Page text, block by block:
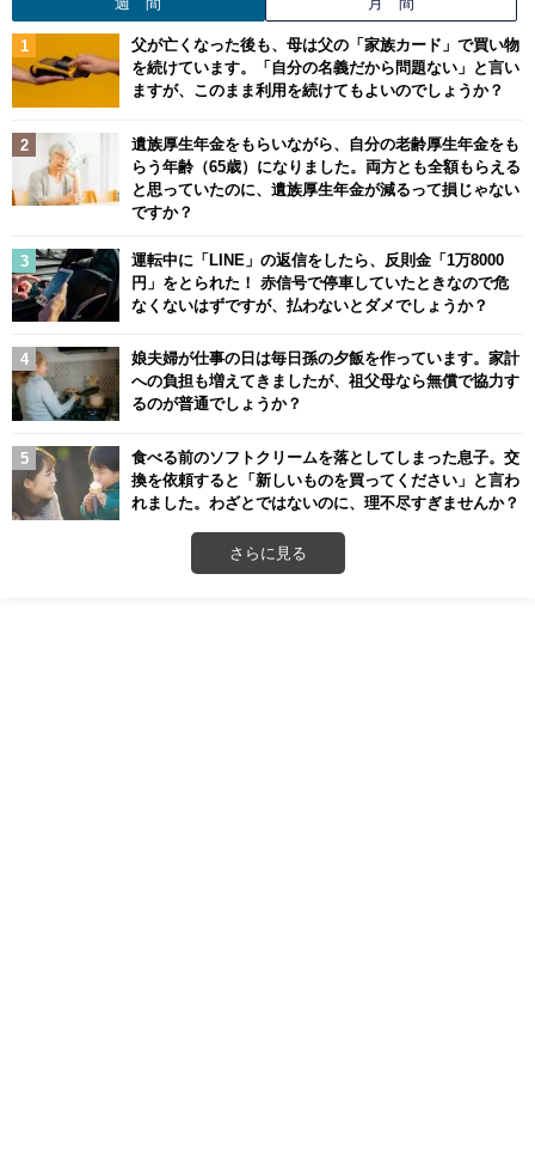
父が亡くなった後も、母は父の「家族カード」で買い物
を続けています。「自分の名義だから問題ない」と言い
ますが、このまま利用を続けてもよいのでしょうか？
遺族厚生年金をもらいながら、自分の老齢厚生年金をも
らう年齢（65歳）になりました。両方とも全額もらえる
と思っていたのに、遺族厚生年金が減るって損じゃない
ですか？
運転中に「LINE」の返信をしたら、反則金「1万8000
円」をとられた！ 赤信号で停車していたときなので危
なくないはずですが、払わないとダメでしょうか？
娘夫婦が仕事の日は毎日孫の夕飯を作っています。家計
への負担も増えてきましたが、祖父母なら無償で協力す
るのが普通でしょうか？
食べる前のソフトクリームを落としてしまった息子。交
換を依頼すると「新しいものを買ってください」と言わ
れました。わざとではないのに、理不尽すぎませんか？
さらに見る